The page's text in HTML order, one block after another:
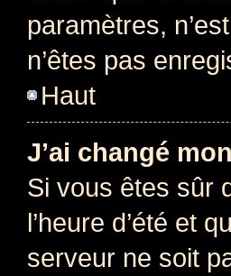
paramètres,
n’êtes pas
Haut
J’ai changé
Si vous êtes sûr
l’heure d’été et
serveur ne soit